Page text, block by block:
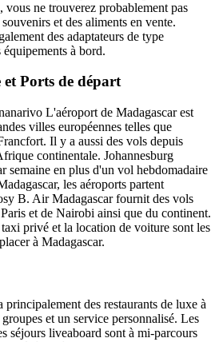
vous ne trouverez probablement pas
et des aliments en vente.
des adaptateurs de type
à bord.
Ports de départ
L'aéroport de Madagascar est
villes européennes telles que
Il y a aussi des vols depuis
continentale. Johannesburg
semaine en plus d'un vol hebdomadaire
les aéroports partent
B. Air Madagascar fournit des vols
et de Nairobi ainsi que du continent.
privé et la location de voiture sont les
à Madagascar.
des restaurants de luxe à
et un service personnalisé. Les
séjours liveaboard sont à mi-parcours